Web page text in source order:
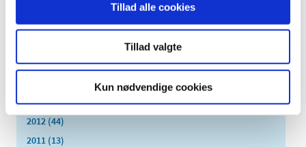
Tillad alle cookies
Tillad valgte
Kun nødvendige cookies
2017 (167)
2015 (33)
2013 (49)
2012 (44)
2011 (13)